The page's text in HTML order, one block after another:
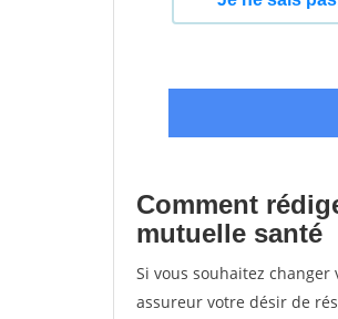
Comment
mutuelle santé
Si vous souhaitez
assureur votre désir de